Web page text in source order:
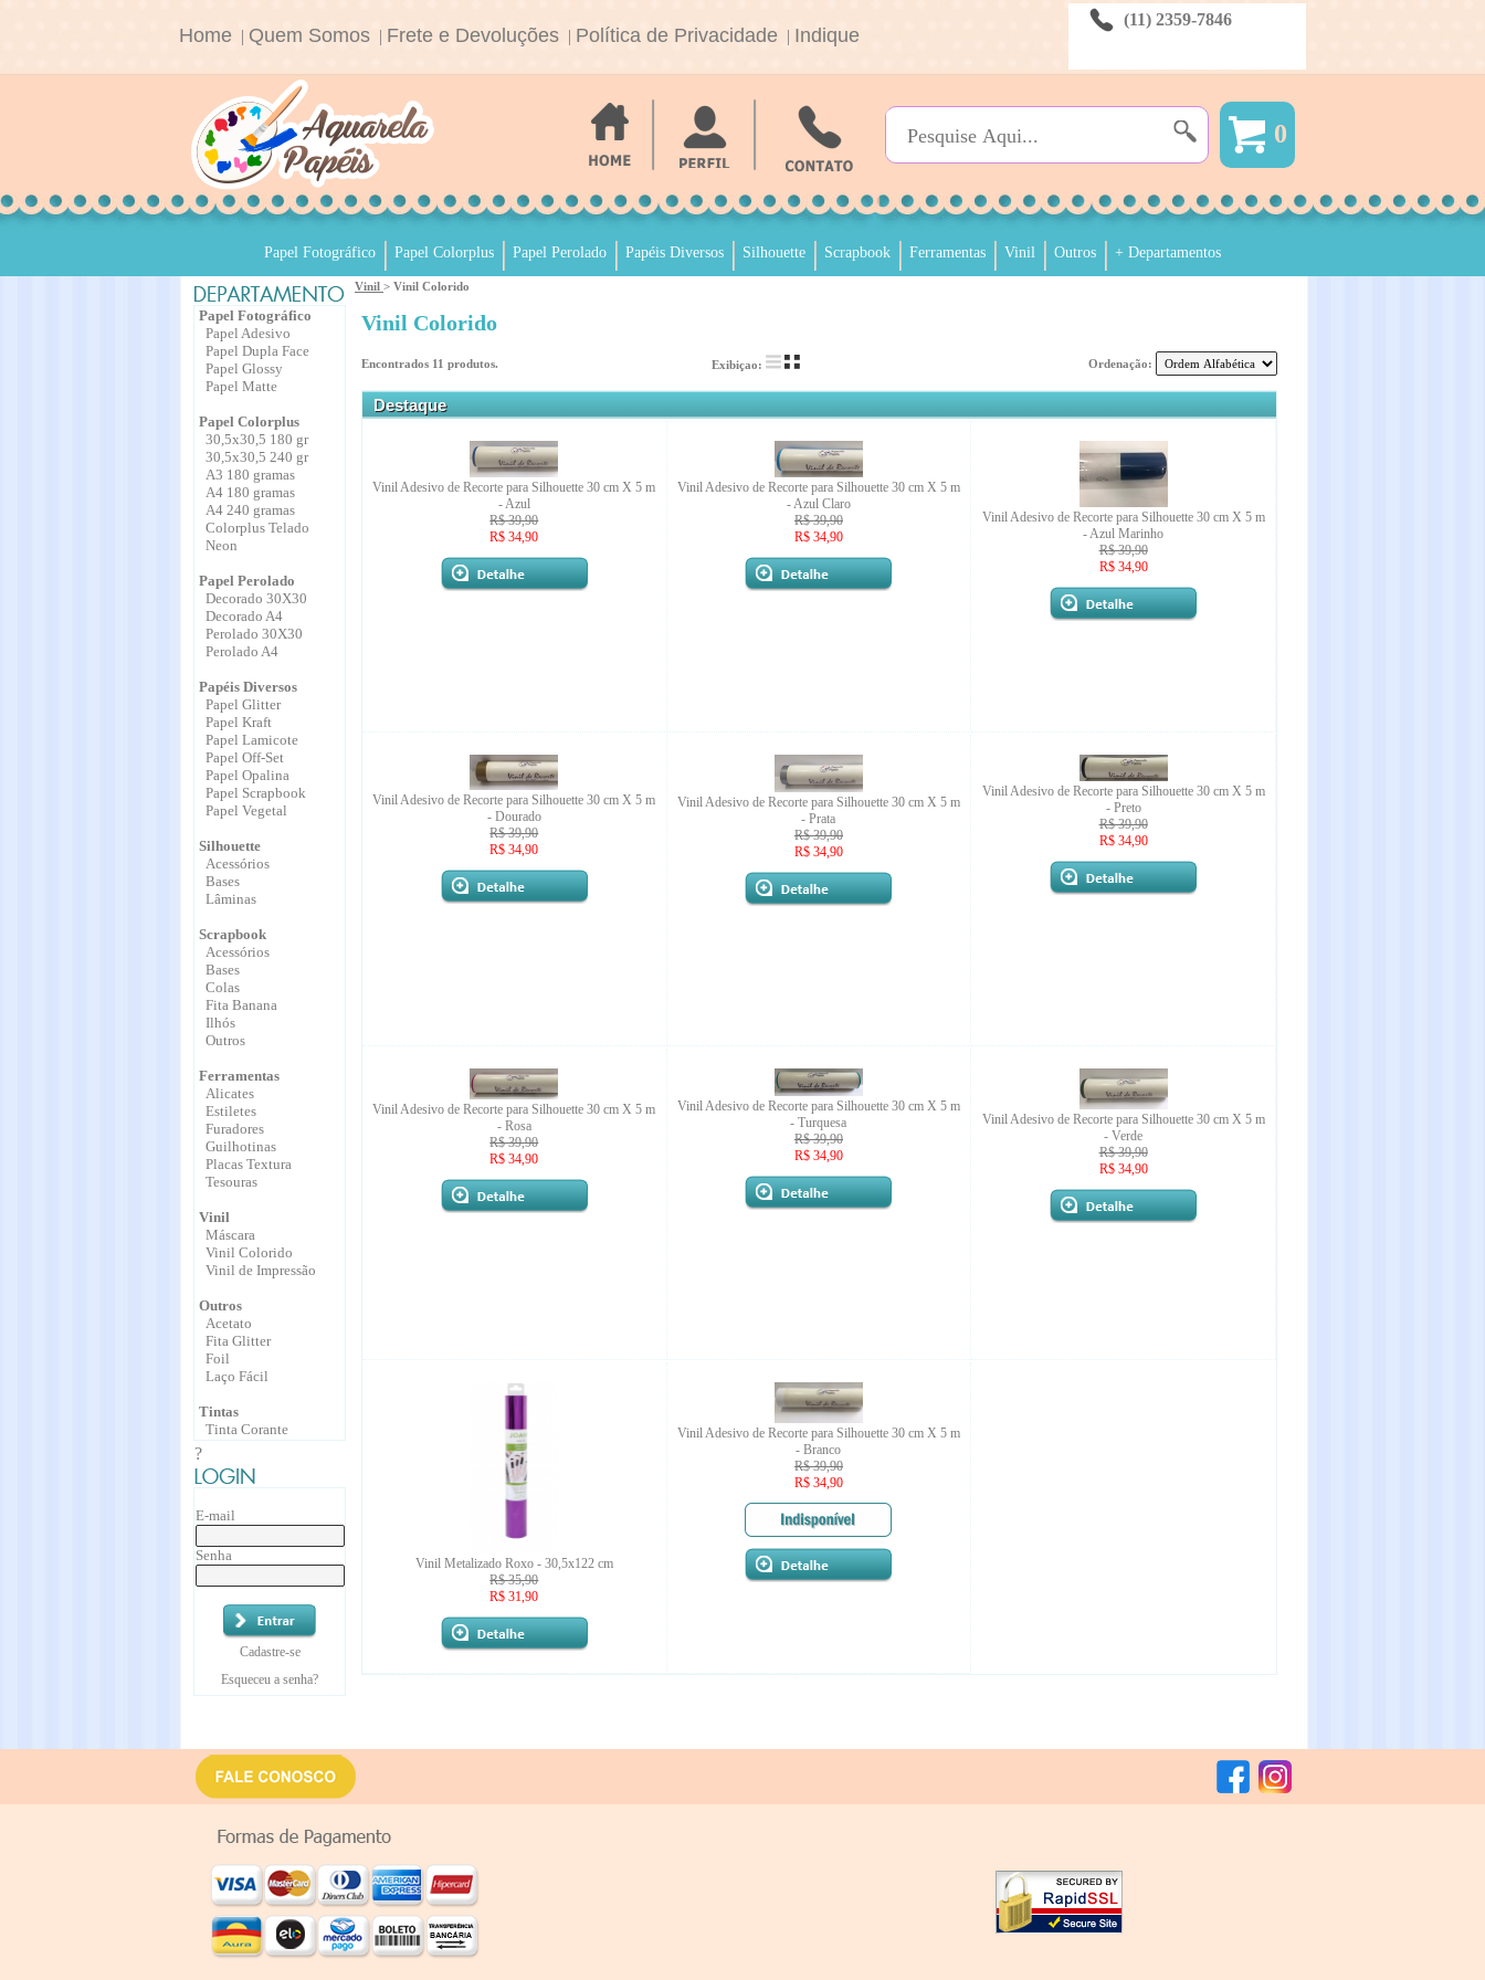
Home | Quem Somos | Frete e Devoluções | Política de Privacidade | Indique
(11) 2359-7846
0
Papel Fotográfico Papel Colorplus Papel Perolado Papéis Diversos Silhouette Scrapbook Ferramentas Vinil Outros + Departamentos
Papel Fotográfico
Papel Adesivo
Papel Dupla Face
Papel Glossy
Papel Matte
Papel Colorplus
30,5x30,5 180 gr
30,5x30,5 240 gr
A3 180 gramas
A4 180 gramas
A4 240 gramas
Colorplus Telado
Neon
Papel Perolado
Decorado 30X30
Decorado A4
Perolado 30X30
Perolado A4
Papéis Diversos
Papel Glitter
Papel Kraft
Papel Lamicote
Papel Off-Set
Papel Opalina
Papel Scrapbook
Papel Vegetal
Silhouette
Acessórios
Bases
Lâminas
Scrapbook
Acessórios
Bases
Colas
Fita Banana
Ilhós
Outros
Ferramentas
Alicates
Estiletes
Furadores
Guilhotinas
Placas Textura
Tesouras
Vinil
Máscara
Vinil Colorido
Vinil de Impressão
Outros
Acetato
Fita Glitter
Foil
Laço Fácil
Tintas
Tinta Corante
?
E-mail
Senha
Cadastre-se
Esqueceu a senha?
Vinil > Vinil Colorido
Vinil Colorido
Encontrados 11 produtos. Exibiçao: Ordenação:
Destaque
Vinil Adesivo de Recorte para Silhouette 30 cm X 5 m
- Azul
R$ 39,90
R$ 34,90
Vinil Adesivo de Recorte para Silhouette 30 cm X 5 m
- Azul Claro
R$ 39,90
R$ 34,90
Vinil Adesivo de Recorte para Silhouette 30 cm X 5 m
- Azul Marinho
R$ 39,90
R$ 34,90
Vinil Adesivo de Recorte para Silhouette 30 cm X 5 m
- Dourado
R$ 39,90
R$ 34,90
Vinil Adesivo de Recorte para Silhouette 30 cm X 5 m
- Prata
R$ 39,90
R$ 34,90
Vinil Adesivo de Recorte para Silhouette 30 cm X 5 m
- Preto
R$ 39,90
R$ 34,90
Vinil Adesivo de Recorte para Silhouette 30 cm X 5 m
- Rosa
R$ 39,90
R$ 34,90
Vinil Adesivo de Recorte para Silhouette 30 cm X 5 m
- Turquesa
R$ 39,90
R$ 34,90
Vinil Adesivo de Recorte para Silhouette 30 cm X 5 m
- Verde
R$ 39,90
R$ 34,90
Vinil Metalizado Roxo - 30,5x122 cm
R$ 35,90
R$ 31,90
Vinil Adesivo de Recorte para Silhouette 30 cm X 5 m
- Branco
R$ 39,90
R$ 34,90